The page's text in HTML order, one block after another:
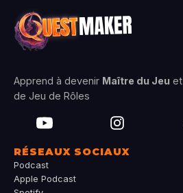
Apprend à devenir Maître du Jeu et
de Jeu de Rôles
RÉSEAUX SOCIAUX
Podcast
Apple Podcast